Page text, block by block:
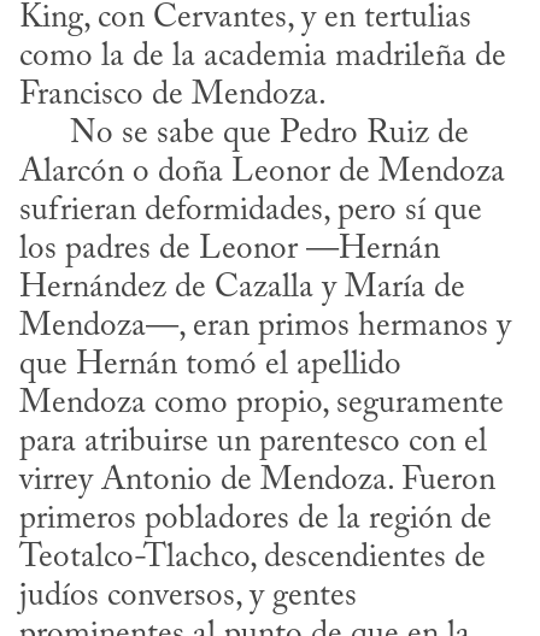
King, con Cervantes, y en tertulias
como la de la academia madrileña de
Francisco de Mendoza.
Alarcón o doña Leonor de Mendoza
sufrieran deformidades, pero sí que
los padres de Leonor —Hernán
Hernández de Cazalla y María de
Mendoza—, eran primos hermanos y
que Hernán tomó el apellido
Mendoza como propio, seguramente
para atribuirse un parentesco con el
virrey Antonio de Mendoza. Fueron
primeros pobladores de la región de
Teotalco-Tlachco, descendientes de
judíos conversos, y gentes